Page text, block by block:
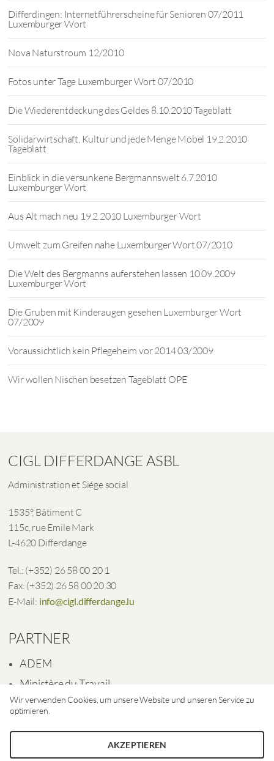
Wir verwenden Cookies, um unsere Website und unseren Service zu
optimieren.
AKZEPTIEREN
Differdingen: Internetführerscheine für Senioren 07/2011
Luxemburger Wort
Nova Naturstroum 12/2010
Fotos unter Tage Luxemburger Wort 07/2010
Die Wiederentdeckung des Geldes 8.10.2010 Tageblatt
Solidarwirtschaft, Kultur und jede Menge Möbel 19.2.2010
Tageblatt
Einblick in die versunkene Bergmannswelt 6.7.2010
Luxemburger Wort
Aus Alt mach neu 19.2.2010 Luxemburger Wort
Umwelt zum Greifen nahe Luxemburger Wort 07/2010
Die Welt des Bergmanns auferstehen lassen 10.09.2009
Luxemburger Wort
Die Gruben mit Kinderaugen gesehen Luxemburger Wort
07/2009
Voraussichtlich kein Pflegeheim vor 2014 03/2009
Wir wollen Nischen besetzen Tageblatt OPE
CIGL DIFFERDANGE ASBL
Administration et Siége social
1535°, Bâtiment C
115c, rue Emile Mark
L-4620 Differdange
Tel.: (+352) 26 58 00 20 1
Fax: (+352) 26 58 00 20 30
E-Mail: info@cigl.differdange.lu
PARTNER
ADEM
Ministère du Travail
Ville de Differdange